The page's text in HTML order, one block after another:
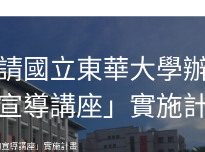
國立東華大學
導講座」實施
導講座」實施計畫